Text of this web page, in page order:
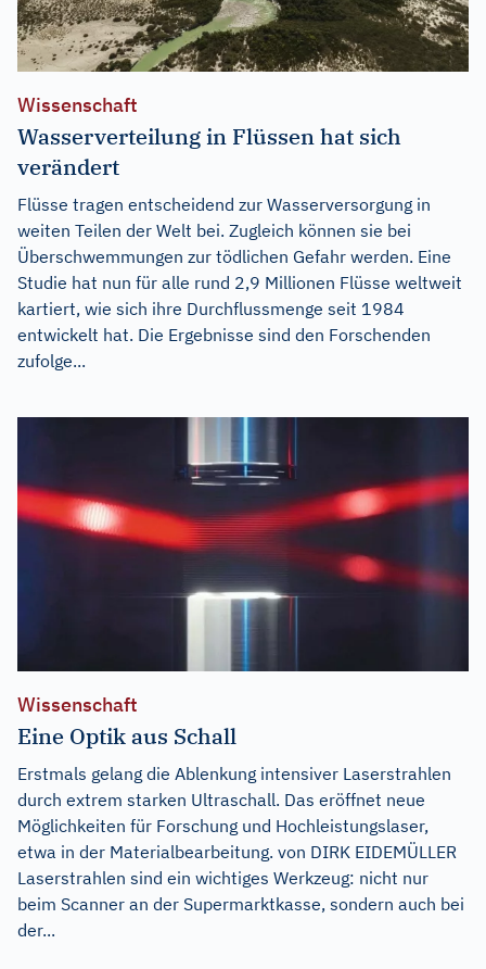
Wissenschaft
Wasserverteilung in Flüssen hat sich
verändert
Flüsse tragen entscheidend zur Wasserversorgung in
weiten Teilen der Welt bei. Zugleich können sie bei
Überschwemmungen zur tödlichen Gefahr werden. Eine
Studie hat nun für alle rund 2,9 Millionen Flüsse weltweit
kartiert, wie sich ihre Durchflussmenge seit 1984
entwickelt hat. Die Ergebnisse sind den Forschenden
zufolge...
Wissenschaft
Eine Optik aus Schall
Erstmals gelang die Ablenkung intensiver Laserstrahlen
durch extrem starken Ultraschall. Das eröffnet neue
Möglichkeiten für Forschung und Hochleistungslaser,
etwa in der Materialbearbeitung. von DIRK EIDEMÜLLER
Laserstrahlen sind ein wichtiges Werkzeug: nicht nur
beim Scanner an der Supermarktkasse, sondern auch bei
der...